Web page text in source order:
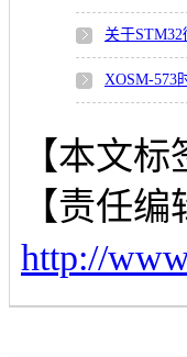
关于
XOSM-573
【本文标
【责任编
http://